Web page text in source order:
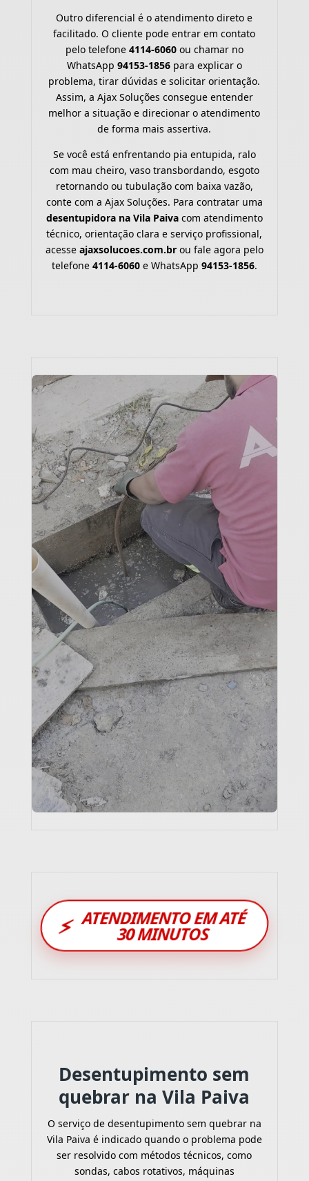
Outro diferencial é o atendimento direto e
facilitado. O cliente pode entrar em contato
pelo telefone 4114-6060ou chamar no
WhatsApp 94153-1856para explicar o
problema, tirar dúvidas e solicitar orientação.
Assim, a Ajax Soluções consegue entender
melhor a situação e direcionar o atendimento
de forma mais assertiva.
Se você está enfrentando pia entupida, ralo
com mau cheiro, vaso transbordando, esgoto
retornando ou tubulação com baixa vazão,
conte com a Ajax Soluções. Para contratar uma
desentupidora na Vila Paivacom atendimento
técnico, orientação clara e serviço profissional,
acesse ajaxsolucoes.com.brou fale agora pelo
telefone 4114-6060e WhatsApp 94153-1856.
⚡ ATENDIMENTO EM ATÉ
30 MINUTOS
Desentupimento sem
quebrar na Vila Paiva
O serviço de desentupimento sem quebrar na
Vila Paiva é indicado quando o problema pode
ser resolvido com métodos técnicos, como
sondas, cabos rotativos, máquinas